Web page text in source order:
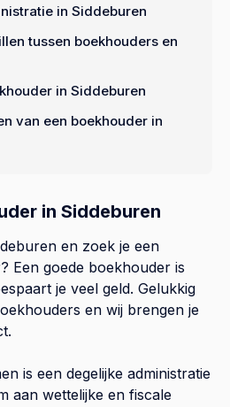
in Siddeburen
en zoek je een
Een goede boekhouder is
je veel geld. Gelukkig
en wij brengen je
is een degelijke administratie
aan wettelijke en fiscale
in Siddeburen
tussen boekhouders en
in Siddeburen
van een boekhouder in